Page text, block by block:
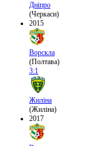
Дніпро
(Черкаси)
2015
Ворскла
(Полтава)
3:1
Жиліна
(Жиліна)
2017